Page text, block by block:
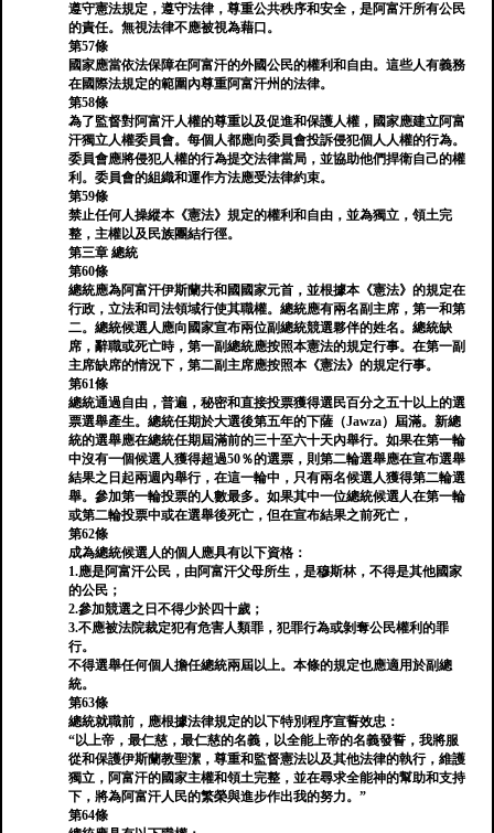
遵守憲法規定，遵守法律，尊重公共秩序和安全，是阿富汗所有公民
的責任。無視法律不應被視為藉口。
第57條
國家應當依法保障在阿富汗的外國公民的權利和自由。這些人有義務
在國際法規定的範圍內尊重阿富汗州的法律。
第58條
為了監督對阿富汗人權的尊重以及促進和保護人權，國家應建立阿富
汗獨立人權委員會。每個人都應向委員會投訴侵犯個人人權的行為。
委員會應將侵犯人權的行為提交法律當局，並協助他們捍衛自己的權
利。委員會的組織和運作方法應受法律約束。
第59條
禁止任何人操縱本《憲法》規定的權利和自由，並為獨立，領土完
整，主權以及民族團結行徑。
第三章 總統
第60條
總統應為阿富汗伊斯蘭共和國國家元首，並根據本《憲法》的規定在
行政，立法和司法領域行使其職權。總統應有兩名副主席，第一和第
二。總統候選人應向國家宣布兩位副總統競選夥伴的姓名。總統缺
席，辭職或死亡時，第一副總統應按照本憲法的規定行事。在第一副
主席缺席的情況下，第二副主席應按照本《憲法》的規定行事。
第61條
總統通過自由，普遍，秘密和直接投票獲得選民百分之五十以上的選
票選舉產生。總統任期於大選後第五年的下薩（Jawza）屆滿。新總
統的選舉應在總統任期屆滿前的三十至六十天內舉行。如果在第一輪
中沒有一個候選人獲得超過50％的選票，則第二輪選舉應在宣布選舉
結果之日起兩週內舉行，在這一輪中，只有兩名候選人獲得第二輪選
舉。參加第一輪投票的人數最多。如果其中一位總統候選人在第一輪
或第二輪投票中或在選舉後死亡，但在宣布結果之前死亡，
第62條
成為總統候選人的個人應具有以下資格：
1.應是阿富汗公民，由阿富汗父母所生，是穆斯林，不得是其他國家
的公民；
2.參加競選之日不得少於四十歲；
3.不應被法院裁定犯有危害人類罪，犯罪行為或剝奪公民權利的罪
行。
不得選舉任何個人擔任總統兩屆以上。本條的規定也應適用於副總
統。
第63條
總統就職前，應根據法律規定的以下特別程序宣誓效忠：
“以上帝，最仁慈，最仁慈的名義，以全能上帝的名義發誓，我將服
從和保護伊斯蘭教聖潔，尊重和監督憲法以及其他法律的執行，維護
獨立，阿富汗的國家主權和領土完整，並在尋求全能神的幫助和支持
下，將為阿富汗人民的繁榮與進步作出我的努力。”
第64條